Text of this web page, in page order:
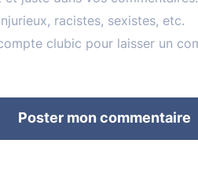
Poster mon commentaire